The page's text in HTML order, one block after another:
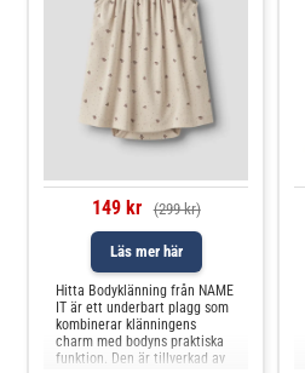
149 kr (299 kr)
Läs mer här
Hitta Bodyklänning från NAME
IT är ett underbart plagg som
kombinerar klänningens
charm med bodyns praktiska
funktion. Den är tillverkad av